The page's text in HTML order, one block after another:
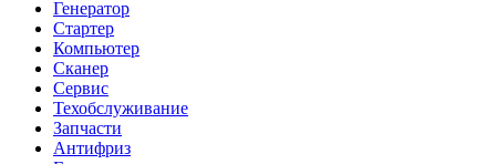
Генератор
Стартер
Компьютер
Сканер
Сервис
Техобслуживание
Запчасти
Антифриз